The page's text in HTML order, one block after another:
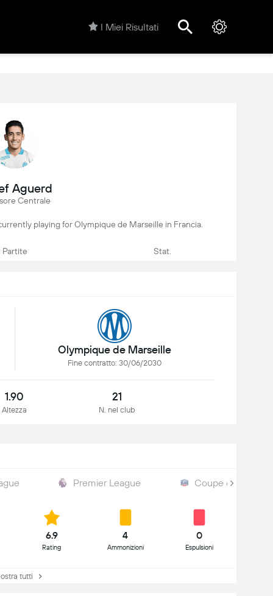
I Miei Risultati
Aguerd
Centrale
playing for Olympique de Marseille in Francia.
Partite Stat.
Olympique de Marseille
Fine contratto: 30/06/2030
1.90
Altezza
21
N. nel club
Premier League Coupe de France
6.9
Rating
4
Ammonizioni
0
Espulsioni
tutti